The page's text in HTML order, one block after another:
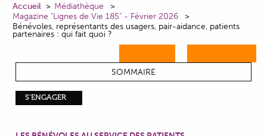
Accueil
Médiathèque
Magazine "Lignes de Vie 185" - Février 2026
Bénévoles, représentants des usagers, pair-aidance, patients
partenaires : qui fait quoi ?
SOMMAIRE
S'ENGAGER